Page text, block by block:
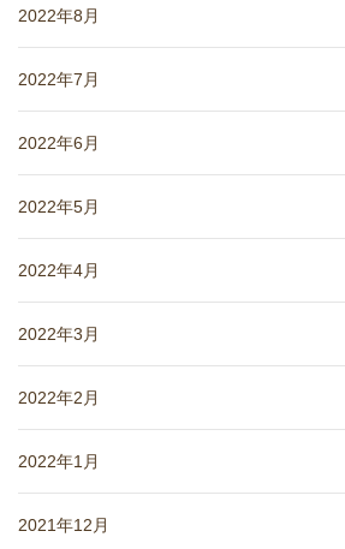
2022年8月
2022年7月
2022年6月
2022年5月
2022年4月
2022年3月
2022年2月
2022年1月
2021年12月